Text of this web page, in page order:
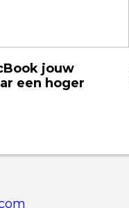
jouw
een hoger